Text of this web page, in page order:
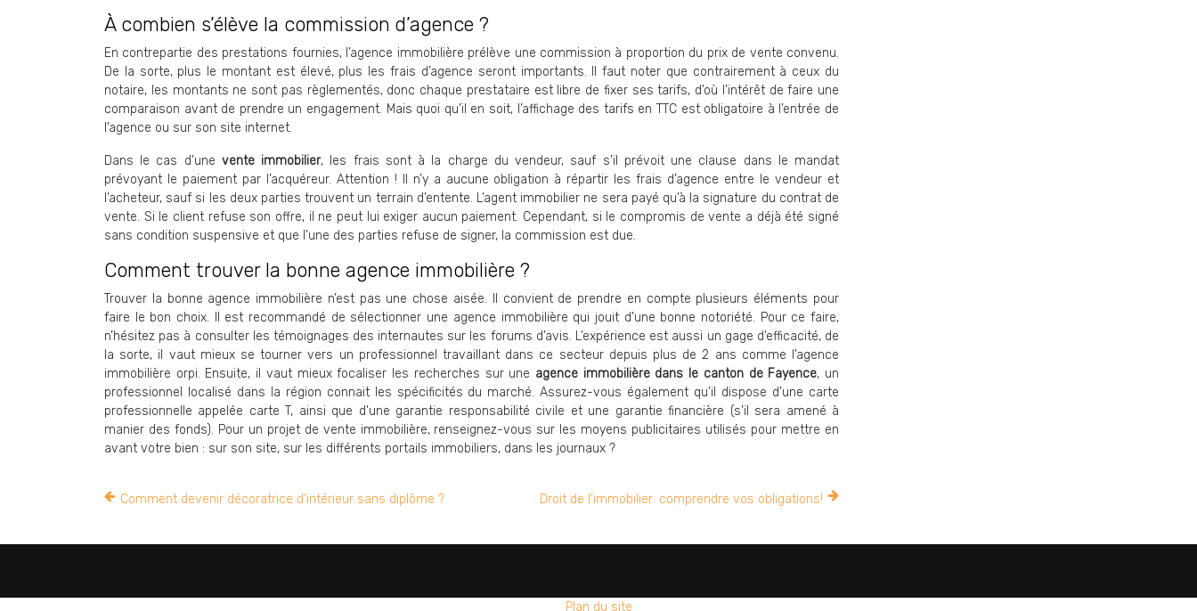
À combien s’élève la commission d’agence ?
En contrepartie des prestations fournies, l’agence immobilière prélève une commission à proportion du prix de vente convenu.
De la sorte, plus le montant est élevé, plus les frais d’agence seront importants. Il faut noter que contrairement à ceux du
notaire, les montants ne sont pas règlementés, donc chaque prestataire est libre de fixer ses tarifs, d’où l’intérêt de faire une
comparaison avant de prendre un engagement. Mais quoi qu’il en soit, l’affichage des tarifs en TTC est obligatoire à l’entrée de
l’agence ou sur son site internet.
Dans le cas d’une vente immobilier, les frais sont à la charge du vendeur, sauf s’il prévoit une clause dans le mandat
prévoyant le paiement par l’acquéreur. Attention ! Il n’y a aucune obligation à répartir les frais d’agence entre le vendeur et
l’acheteur, sauf si les deux parties trouvent un terrain d’entente. L’agent immobilier ne sera payé qu’à la signature du contrat de
vente. Si le client refuse son offre, il ne peut lui exiger aucun paiement. Cependant, si le compromis de vente a déjà été signé
sans condition suspensive et que l’une des parties refuse de signer, la commission est due.
Comment trouver la bonne agence immobilière ?
Trouver la bonne agence immobilière n’est pas une chose aisée. Il convient de prendre en compte plusieurs éléments pour
faire le bon choix. Il est recommandé de sélectionner une agence immobilière qui jouit d’une bonne notoriété. Pour ce faire,
n’hésitez pas à consulter les témoignages des internautes sur les forums d’avis. L’expérience est aussi un gage d’efficacité, de
la sorte, il vaut mieux se tourner vers un professionnel travaillant dans ce secteur depuis plus de 2 ans comme l’agence
immobilière orpi. Ensuite, il vaut mieux focaliser les recherches sur une agence immobilière dans le canton de Fayence, un
professionnel localisé dans la région connait les spécificités du marché. Assurez-vous également qu’il dispose d’une carte
professionnelle appelée carte T, ainsi que d’une garantie responsabilité civile et une garantie financière (s’il sera amené à
manier des fonds). Pour un projet de vente immobilière, renseignez-vous sur les moyens publicitaires utilisés pour mettre en
avant votre bien : sur son site, sur les différents portails immobiliers, dans les journaux ?
Comment devenir décoratrice d’intérieur sans diplôme ? Droit de l’immobilier: comprendre vos obligations!
Plan du site